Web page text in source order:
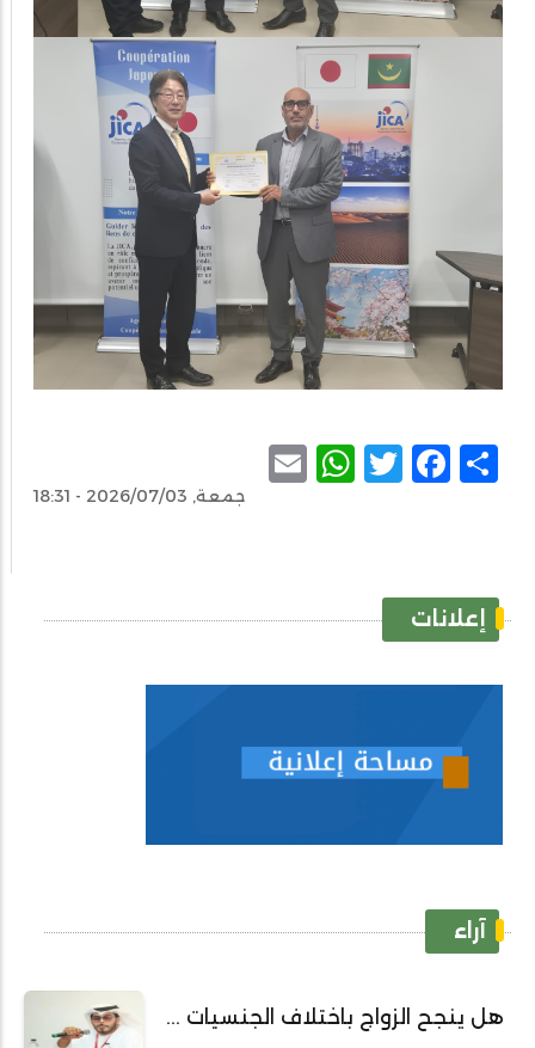
Share
Facebook
Twitter
WhatsApp
جمعة, 2026/07/03 - 18:31
إعلانات
آراء
هل ينجح الزواج باختلاف الجنسيات ...